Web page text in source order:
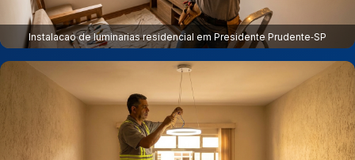
Instalacao de luminarias residencial em Presidente Prudente‑SP